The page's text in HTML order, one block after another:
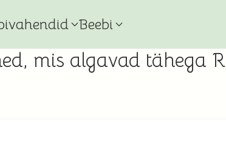
Beebi
mis algavad tähega R